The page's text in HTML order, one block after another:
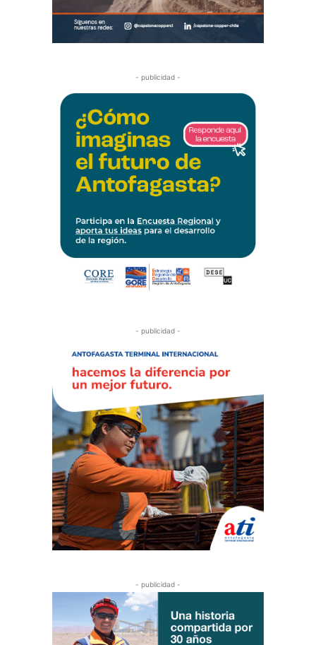
- publicidad -
- publicidad -
- publicidad -